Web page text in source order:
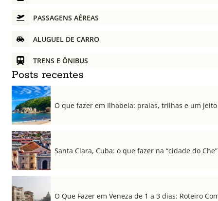
PASSAGENS AÉREAS
ALUGUEL DE CARRO
TRENS E ÔNIBUS
Posts recentes
O que fazer em Ilhabela: praias, trilhas e um
Santa Clara, Cuba: o que fazer na “cidade do Che”
O Que Fazer em Veneza de 1 a 3 dias: Roteiro